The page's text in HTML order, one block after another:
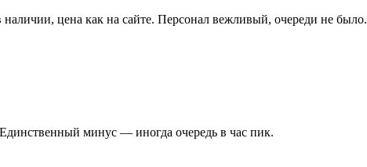
цена как на сайте. Персонал вежливый, очереди не было.
минус — иногда очередь в час пик.